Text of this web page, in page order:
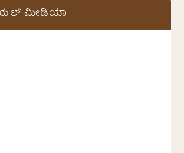
ಮೀಡಿಯಾ